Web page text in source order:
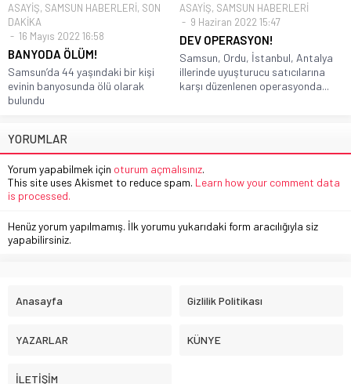
ASAYİŞ, SAMSUN HABERLERİ, SON
DAKİKA
16 Mayıs 2022 16:58
BANYODA ÖLÜM!
Samsun’da 44 yaşındaki bir kişi
evinin banyosunda ölü olarak
bulundu
ASAYİŞ, SAMSUN HABERLERİ
9 Haziran 2022 15:47
DEV OPERASYON!
Samsun, Ordu, İstanbul, Antalya
illerinde uyuşturucu satıcılarına
karşı düzenlenen operasyonda...
YORUMLAR
Yorum yapabilmek için oturum açmalısınız.
This site uses Akismet to reduce spam. Learn how your comment data
is processed.
Henüz yorum yapılmamış. İlk yorumu yukarıdaki form aracılığıyla siz
yapabilirsiniz.
Anasayfa Gizlilik Politikası
YAZARLAR KÜNYE
İLETİŞİM